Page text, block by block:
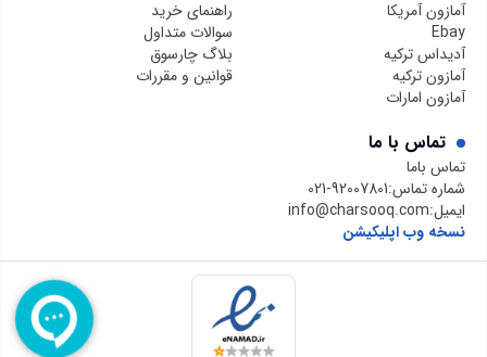
آمازون آمریکا
Ebay
آدیداس ترکیه
آمازون ترکیه
آمازون امارات
راهنمای خرید
سوالات متداول
بلاگ چارسوق
قوانین و مقررات
تماس با ما
تماس باما
شماره تماس:021-92007801
ایمیل:info@charsooq.com
نسخه وب اپلیکیشن